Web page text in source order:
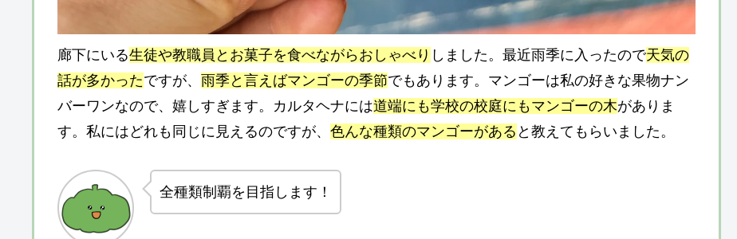
廊下にいる生徒や教職員とお菓子を食べながらおしゃべり しました。最近雨季に入ったので天気の
話が多かったですが、 雨季と言えばマンゴーの季節でもあります。マンゴーは私の好きな果物ナン
バーワンなので、嬉しすぎます。カルタヘナには道端にも学校の校庭にもマンゴーの木がありま
す。私にはどれも同じに見えるのですが、 色んな種類のマンゴーがある と教えてもらいました。
全種類制覇を目指します！